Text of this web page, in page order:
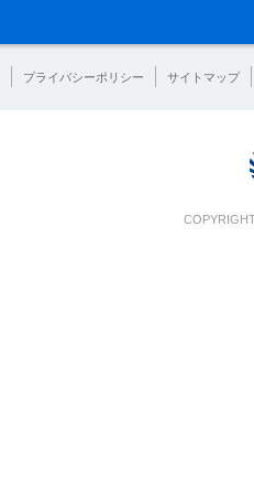
プライバシーポリシー サイトマップ